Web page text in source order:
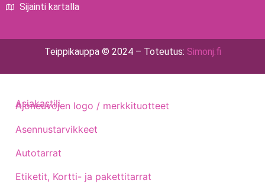
Sijainti kartalla
Teippikauppa © 2024 – Toteutus: Simonj.fi
Ajoneuvojen logo / merkkituotteet
Asennustarvikkeet
Autotarrat
Etiketit, Kortti- ja pakettitarrat
Asiakastili